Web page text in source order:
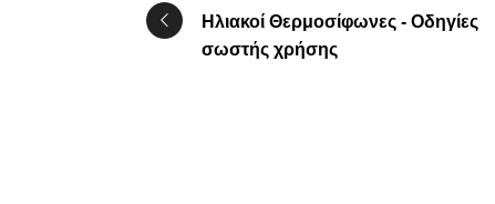
Ηλιακοί Θερμοσίφωνες - Οδηγίες
σωστής χρήσης